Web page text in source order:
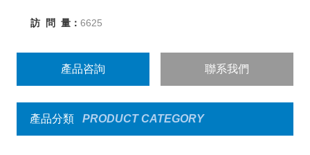
訪 問 量： 6625
產品咨詢 聯系我們
產品分類 PRODUCT CATEGORY